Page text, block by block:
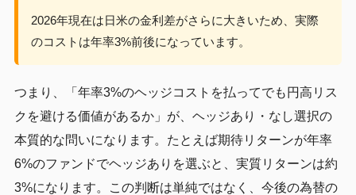
2026年現在は日米の金利差がさらに大きいため、実際
のコストは年率3%前後になっています。
つまり、「年率3%のヘッジコストを払ってでも円高リス
クを避ける価値があるか」が、ヘッジあり・なし選択の
本質的な問いになります。たとえば期待リターンが年率
6%のファンドでヘッジありを選ぶと、実質リターンは約
3%になります。この判断は単純ではなく、今後の為替の